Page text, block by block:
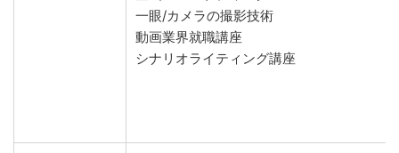
一眼/カメラの撮影技術
動画業界就職講座
シナリオライティング講座